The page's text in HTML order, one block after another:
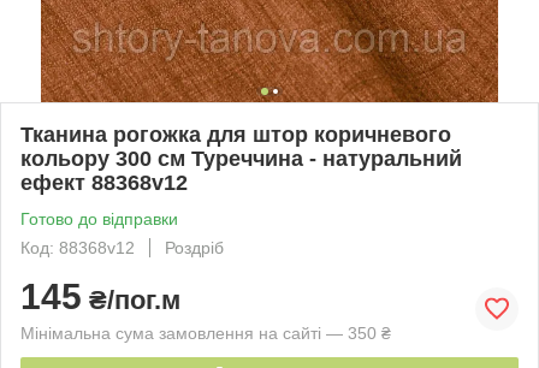
Тканина рогожка для штор коричневого
кольору 300 см Туреччина - натуральний
ефект 88368v12
Готово до відправки
Код: 88368v12
Роздріб
145 ₴/пог.м
Мінімальна сума замовлення на сайті — 350 ₴